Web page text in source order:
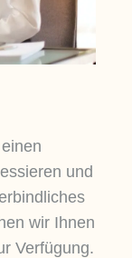
und
wir Ihnen
Verfügung.